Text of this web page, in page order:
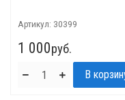
Артикул: 30399
1 000руб.